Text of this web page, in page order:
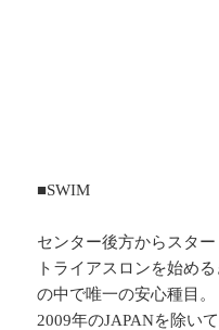
■SWIM
センター後方からスター
トライアスロンを始め
の中で唯一の安心種目。
2009年のJAPANを除い